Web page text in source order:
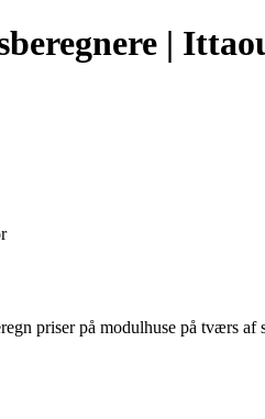
|
priser på modulhuse på tværs